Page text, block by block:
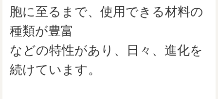
胞に至るまで、使用できる材料の
種類が豊富
などの特性があり、日々、進化を
続けています。